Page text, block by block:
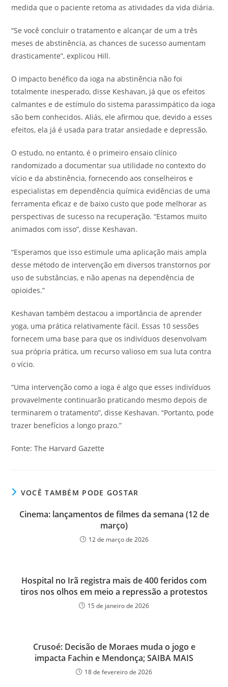
medida que o paciente retoma as atividades da vida diária.
“Se você concluir o tratamento e alcançar de um a três
meses de abstinência, as chances de sucesso aumentam
drasticamente”, explicou Hill.
O impacto benéfico da ioga na abstinência não foi
totalmente inesperado, disse Keshavan, já que os efeitos
calmantes e de estímulo do sistema parassimpático da ioga
são bem conhecidos. Aliás, ele afirmou que, devido a esses
efeitos, ela já é usada para tratar ansiedade e depressão.
O estudo, no entanto, é o primeiro ensaio clínico
randomizado a documentar sua utilidade no contexto do
vício e da abstinência, fornecendo aos conselheiros e
especialistas em dependência química evidências de uma
ferramenta eficaz e de baixo custo que pode melhorar as
perspectivas de sucesso na recuperação. “Estamos muito
animados com isso”, disse Keshavan.
“Esperamos que isso estimule uma aplicação mais ampla
desse método de intervenção em diversos transtornos por
uso de substâncias, e não apenas na dependência de
opioides.”
Keshavan também destacou a importância de aprender
yoga, uma prática relativamente fácil. Essas 10 sessões
fornecem uma base para que os indivíduos desenvolvam
sua própria prática, um recurso valioso em sua luta contra
o vício.
“Uma intervenção como a ioga é algo que esses indivíduos
provavelmente continuarão praticando mesmo depois de
terminarem o tratamento”, disse Keshavan. “Portanto, pode
trazer benefícios a longo prazo.”
Fonte: The Harvard Gazette
VOCÊ TAMBÉM PODE GOSTAR
Cinema: lançamentos de filmes da semana (12 de
março)
12 de março de 2026
Hospital no Irã registra mais de 400 feridos com
tiros nos olhos em meio a repressão a protestos
15 de janeiro de 2026
Crusoé: Decisão de Moraes muda o jogo e
impacta Fachin e Mendonça; SAIBA MAIS
18 de fevereiro de 2026